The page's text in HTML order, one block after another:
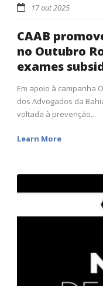
17 out 2025
CAAB
no Outubro
exames
Em apoio à campanha
dos Advogados da
voltada à prevenção...
Learn More